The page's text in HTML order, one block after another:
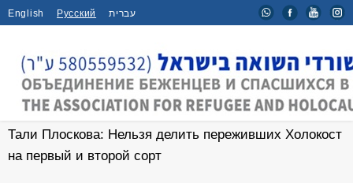
English Русский עברית
Главная / Новости /
Тали Плоскова: Нельзя делить переживших Холокост
на первый и второй сорт